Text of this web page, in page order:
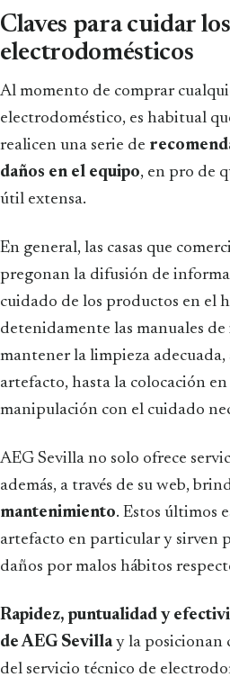
Claves para cuidar los
electrodomésticos
Al momento de comprar
electrodoméstico, es habitual
realicen una serie de
daños en el equipo, en pro de
útil extensa.
En general, las casas que
pregonan la difusión de
cuidado de los productos en el
detenidamente las manuales
mantener la limpieza
artefacto, hasta la colocación
manipulación con el cuidado
AEG Sevilla no solo ofrece
además, a través de su web,
mantenimiento. Estos últimos
artefacto en particular y sirven
daños por malos hábitos
Rapidez, puntualidad y
de AEG Sevillay la posicionan
del servicio técnico de